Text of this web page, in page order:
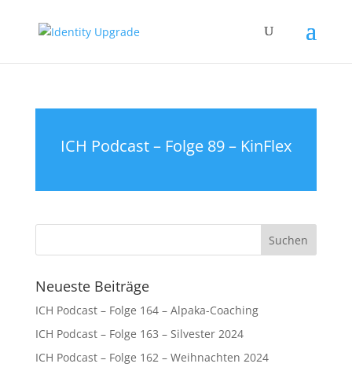
ICH Podcast – Folge 89 – KinFlex
Neueste Beiträge
ICH Podcast – Folge 164 – Alpaka-Coaching
ICH Podcast – Folge 163 – Silvester 2024
ICH Podcast – Folge 162 – Weihnachten 2024